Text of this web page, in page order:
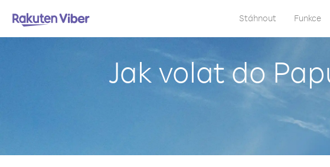
Stáhnout Funkce
Jak volat do